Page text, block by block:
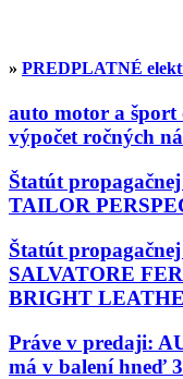
» PREDPLATNÉ
auto motor a šport
výpočet ročných
Štatút
TAILOR
Štatút
SALVATORE
BRIGHT
Práve v predaji:
má v balení hneď